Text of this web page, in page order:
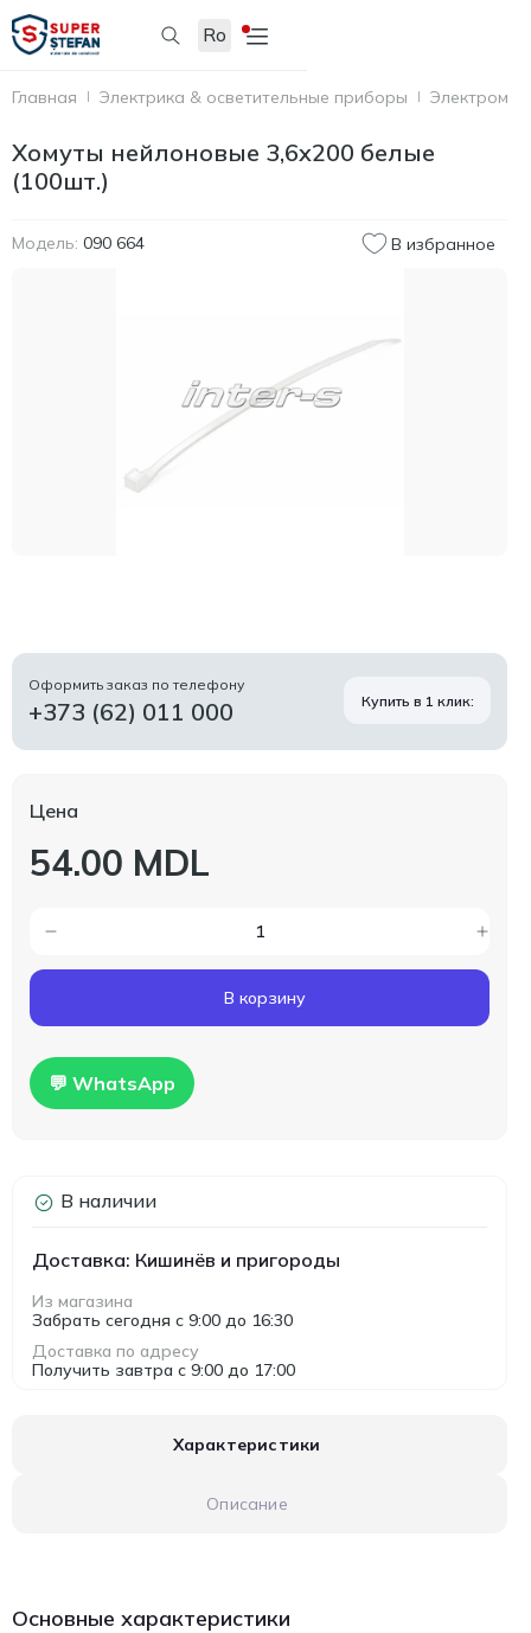
Ro
Главная Электрика & осветительные приборы
Хомуты нейлоновые 3,6x200 белые
(100шт.)
Модель: 090 664 В избранное
Оформить заказ по телефону
+373 (62) 011 000 Купить в 1 клик:
Цена
54.00 MDL
В корзину
💬 WhatsApp
В наличии
Доставка: Кишинёв и пригороды
Из магазина
Забрать сегодня с 9:00 до 16:30
Доставка по адресу
Получить завтра с 9:00 до 17:00
Характеристики
Описание
Основные характеристики